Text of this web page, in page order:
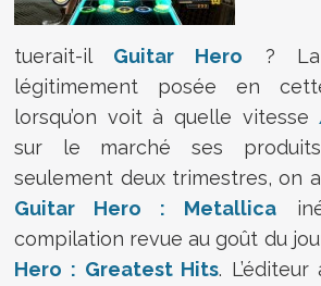
tuerait-il Guitar Hero ? La
légitimement posée en
lorsqu’on voit à quelle vitesse
sur le marché ses produits
seulement deux trimestres, on
Guitar Hero : Metallica
compilation revue au goût du
Hero : Greatest Hits.